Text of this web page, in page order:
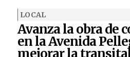
LOCAL
Avanza la obra de
en la Avenida
mejorar la